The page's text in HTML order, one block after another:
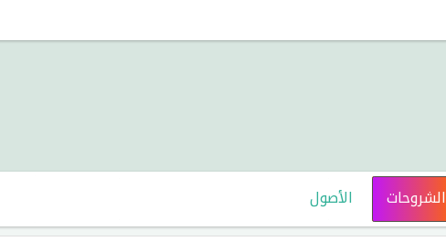
الشروحات الأصول